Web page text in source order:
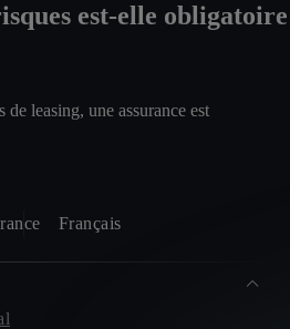
est-elle obligatoire
leasing, une assurance est
Français